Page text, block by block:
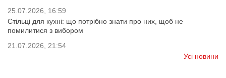
25.07.2026, 16:59
Стільці для кухні: що потрібно знати про них, щоб не
помилитися з вибором
21.07.2026, 21:54
Усі новини